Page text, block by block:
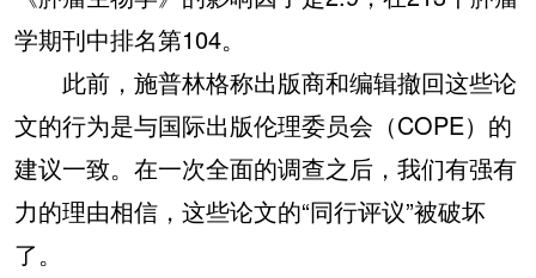
学期刊中排名第104。
此前，施普林格称出版商和编辑撤回这些论
文的行为是与国际出版伦理委员会（COPE）的
建议一致。在一次全面的调查之后，我们有强有
力的理由相信，这些论文的“同行评议”被破坏
了。